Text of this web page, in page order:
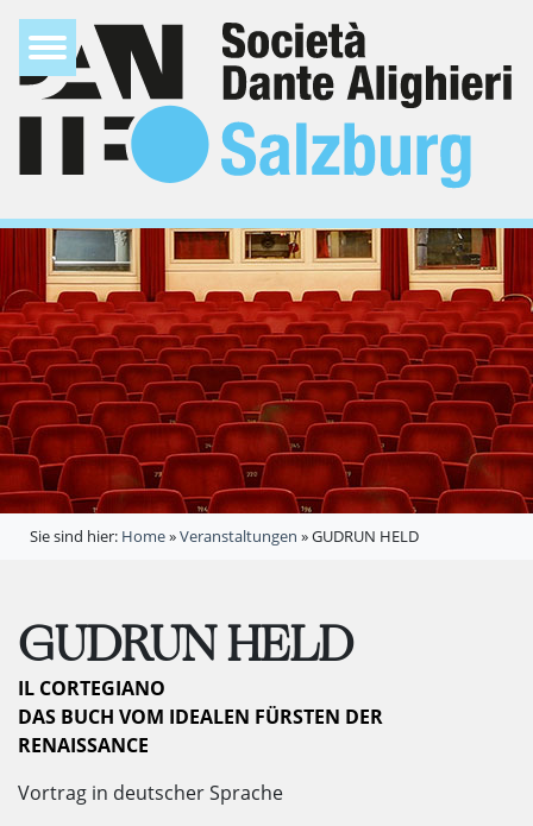
Sie sind hier: Home»Veranstaltungen »GUDRUN HELD
GUDRUN HELD
IL CORTEGIANO
DAS BUCH VOM IDEALEN FÜRSTEN DER
RENAISSANCE
Vortrag in deutscher Sprache